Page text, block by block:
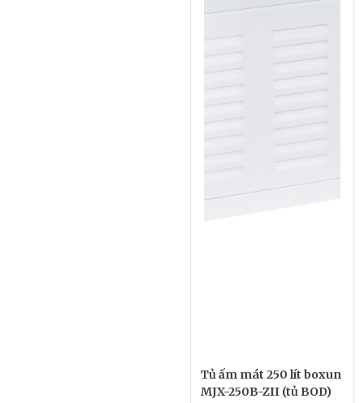
Tủ ấm mát 250 lít boxun
MJX-250B-ZII (tủ BOD)